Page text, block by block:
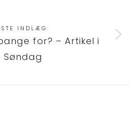
INDLÆG:
for? – Artikel i
Søndag